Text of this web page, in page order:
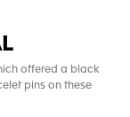
offered a black
pins on these